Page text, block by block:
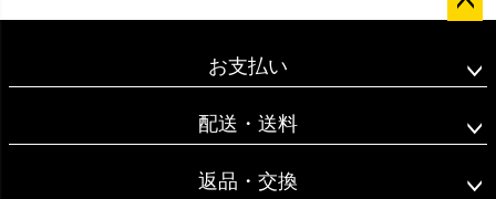
ップ
お支払い
配送・送料
返品・交換